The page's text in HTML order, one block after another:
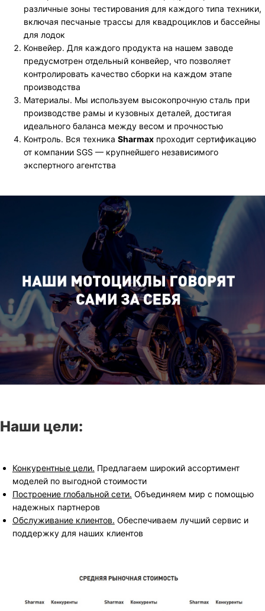
различные зоны тестирования для каждого типа техники,
включая песчаные трассы для квадроциклов и бассейны
для лодок
Конвейер. Для каждого продукта на нашем заводе
предусмотрен отдельный конвейер, что позволяет
контролировать качество сборки на каждом этапе
производства
Материалы. Мы используем высокопрочную сталь при
производстве рамы и кузовных деталей, достигая
идеального баланса между весом и прочностью
Контроль. Вся техника Sharmax проходит сертификацию
от компании SGS — крупнейшего независимого
экспертного агентства
Наши цели:
Конкурентные цели. Предлагаем широкий ассортимент
моделей по выгодной стоимости
Построение глобальной сети. Объединяем мир с помощью
надежных партнеров
Обслуживание клиентов. Обеспечиваем лучший сервис и
поддержку для наших клиентов